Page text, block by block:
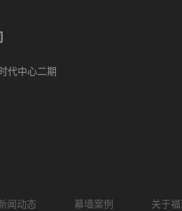
代中心二期
闻动态 幕墙案例 关于